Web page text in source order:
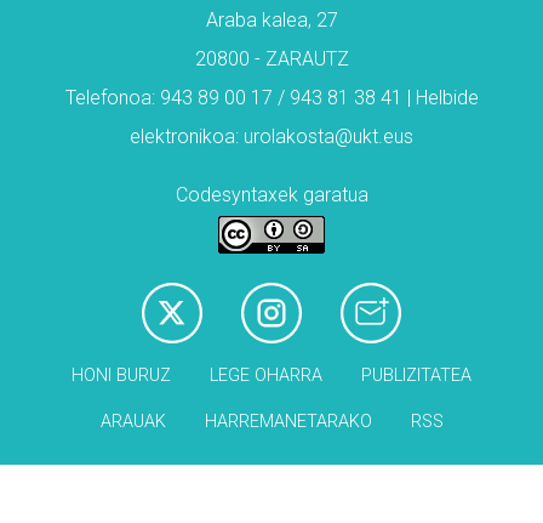
Araba kalea, 27
20800 - ZARAUTZ
Telefonoa: 943 89 00 17 / 943 81 38 41 | Helbide
elektronikoa: urolakosta@ukt.eus
Codesyntaxek garatua
HONI BURUZ LEGE OHARRA PUBLIZITATEA
ARAUAK HARREMANETARAKO RSS